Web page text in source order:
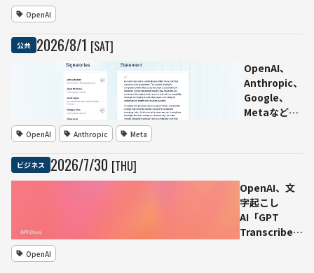
に10万人へ
OpenAI
公共 2026/8/1 [SAT]
OpenAI、
Anthropic、
Google、
Metaなどの
調整」の国際
枠組みを米政
府に要請
OpenAI Anthropic Meta
ビジネス 2026/7/30 [THU]
OpenAI、文
字起こし
AI「GPT
Transcribe」
OpenAI